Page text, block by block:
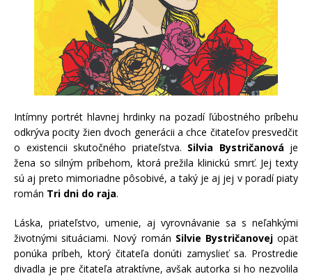
Intímny portrét hlavnej hrdinky na pozadí ľúbostného príbehu
odkrýva pocity žien dvoch generácii a chce čitateľov presvedčiť
o existencii skutočného priateľstva. Silvia Bystričanová je
žena so silným príbehom, ktorá prežila klinickú smrť. Jej texty
sú aj preto mimoriadne pôsobivé, a taký je aj jej v poradí piaty
román Tri dni do raja.
Láska, priateľstvo, umenie, aj vyrovnávanie sa s neľahkými
životnými situáciami. Nový román Silvie Bystričanovej opäť
ponúka príbeh, ktorý čitateľa donúti zamyslieť sa. Prostredie
divadla je pre čitateľa atraktívne, avšak autorka si ho nezvolila